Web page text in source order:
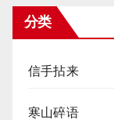
分类
信手拈来
寒山碎语